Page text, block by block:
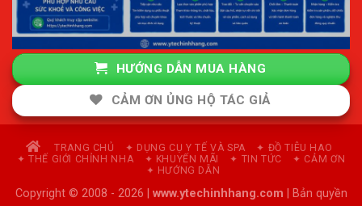
HƯỚNG DẪN MUA HÀNG
CẢM ƠN ỦNG HỘ TÁC GIẢ
TRANG CHỦ ✦ DỤNG CỤ Y TẾ VÀ SPA
✦ ĐỒ TIÊU HAO
✦ THẾ GIỚI CHỈNH NHA
✦ KHUYẾN MÃI ✦ TIN TỨC
✦ CẢM ƠN
✦ HƯỚNG DẪN
Copyright © 2008 - 2026 | www.ytechinhhang.com | Bản quyền